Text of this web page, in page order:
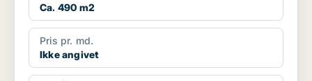
Ca. 490 m2
Pris pr. md.
Ikke angivet